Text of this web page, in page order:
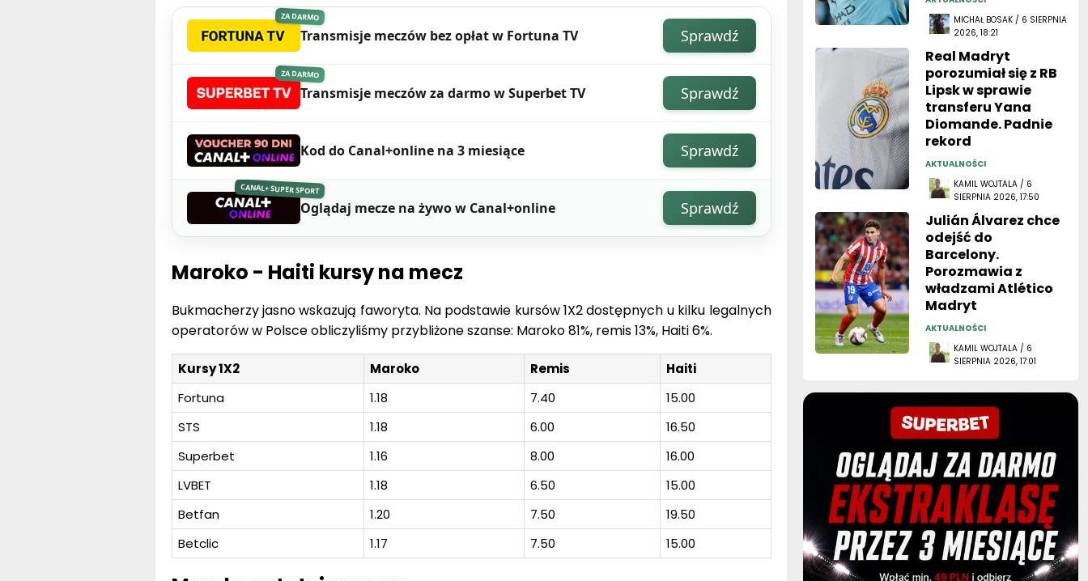
ZA DARMO
Transmisje meczów bez opłat w Fortuna TV Sprawdź
ZA DARMO
Transmisje meczów za darmo w Superbet TV Sprawdź
Kod do Canal+online na 3 miesiące Sprawdź
CANAL+ SUPER SPORT
Oglądaj mecze na żywo w Canal+online Sprawdź
Maroko - Haiti kursy na mecz
Bukmacherzy jasno wskazują faworyta. Na podstawie kursów 1X2 dostępnych u kilku legalnych
operatorów w Polsce obliczyliśmy przybliżone szanse: Maroko 81%, remis 13%, Haiti 6%.
Kursy 1X2 Maroko Remis
Haiti
Fortuna
1.18 7.40
15.00
STS
1.18 6.00
16.50
Superbet
1.16 8.00
16.00
LVBET
1.18 6.50
15.00
Betfan
1.20 7.50
19.50
Betclic
1.17 7.50 15.00
MICHAŁ BOSAK / 6 SIERPNIA
2026, 18:21
Real Madryt
porozumiał się z RB
Lipsk w sprawie
transferu Yana
Diomande. Padnie
rekord
AKTUALNOŚCI
KAMIL WOJTALA / 6
SIERPNIA 2026, 17:50
Julián Álvarez chce
odejść do
Barcelony.
Porozmawia z
władzami Atlético
Madryt
AKTUALNOŚCI
KAMIL WOJTALA / 6
SIERPNIA 2026, 17:01